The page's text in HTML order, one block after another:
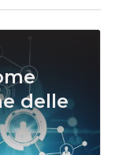
delle